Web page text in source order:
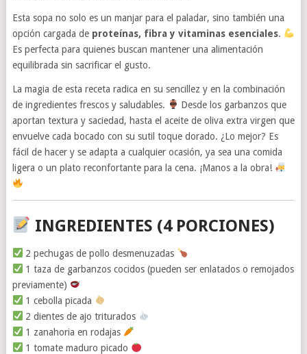
Esta sopa no solo es un manjar para el paladar, sino también una
opción cargada de proteínas, fibra y vitaminas esenciales.
Es perfecta para quienes buscan mantener una alimentación
equilibrada sin sacrificar el gusto.
La magia de esta receta radica en su sencillez y en la combinación
de ingredientes frescos y saludables.
Desde los garbanzos que
aportan textura y saciedad, hasta el aceite de oliva extra virgen que
envuelve cada bocado con su sutil toque dorado. ¿Lo mejor? Es
fácil de hacer y se adapta a cualquier ocasión, ya sea una comida
ligera o un plato reconfortante para la cena. ¡Manos a la obra!
INGREDIENTES (4 PORCIONES)
2 pechugas de pollo desmenuzadas
1 taza de garbanzos cocidos (pueden ser enlatados o remojados
previamente)
1 cebolla picada
2 dientes de ajo triturados
1 zanahoria en rodajas
1 tomate maduro picado